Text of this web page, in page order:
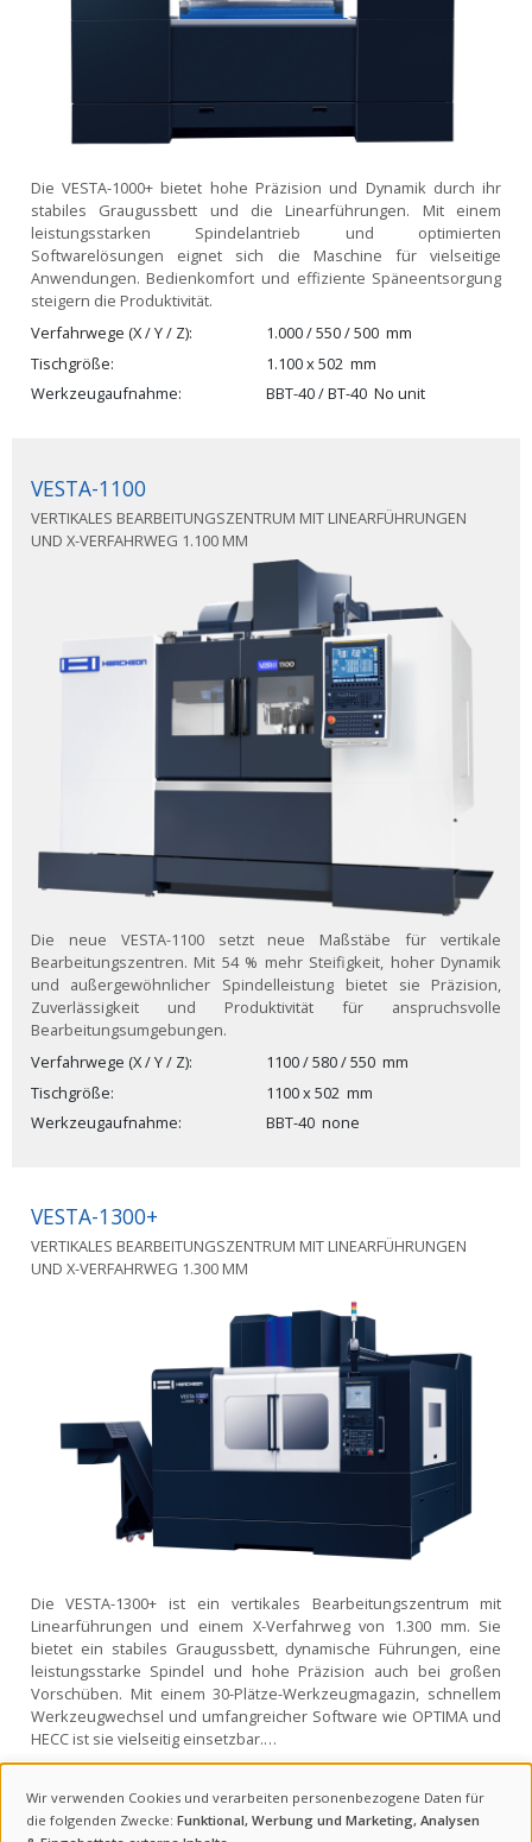
Die VESTA-1000+ bietet hohe Präzision und Dynamik durch ihr
stabiles Graugussbett und die Linearführungen. Mit einem
leistungsstarken Spindelantrieb und optimierten
Softwarelösungen eignet sich die Maschine für vielseitige
Anwendungen. Bedienkomfort und effiziente Späneentsorgung
steigern die Produktivität.
Verfahrwege (X / Y / Z)
1.000 / 550 / 500 mm
Tischgröße
1.100 x 502 mm
Werkzeugaufnahme
BBT-40 / BT-40 No unit
VESTA-1100
VERTIKALES BEARBEITUNGSZENTRUM MIT LINEARFÜHRUNGEN
UND X-VERFAHRWEG 1.100 MM
Die neue VESTA-1100 setzt neue Maßstäbe für vertikale
Bearbeitungszentren. Mit 54 % mehr Steifigkeit, hoher Dynamik
und außergewöhnlicher Spindelleistung bietet sie Präzision,
Zuverlässigkeit und Produktivität für anspruchsvolle
Bearbeitungsumgebungen.
Verfahrwege (X / Y / Z)
1100 / 580 / 550 mm
Tischgröße
1100 x 502 mm
Werkzeugaufnahme
BBT-40 none
VESTA-1300+
VERTIKALES BEARBEITUNGSZENTRUM MIT LINEARFÜHRUNGEN
UND X-VERFAHRWEG 1.300 MM
Die VESTA-1300+ ist ein vertikales Bearbeitungszentrum mit
Linearführungen und einem X-Verfahrweg von 1.300 mm. Sie
bietet ein stabiles Graugussbett, dynamische Führungen, eine
leistungsstarke Spindel und hohe Präzision auch bei großen
Vorschüben. Mit einem 30-Plätze-Werkzeugmagazin, schnellem
Werkzeugwechsel und umfangreicher Software wie OPTIMA und
HECC ist sie vielseitig einsetzbar.…
Verfahrwege (X / Y / Z)
1330 / 670 / 650 mm
Tischgröße
1500 x 670 none
Werkzeugaufnahme
BBT-40 / 50 none
VERWENDUNG
Wir verwenden Cookies und verarbeiten personenbezogene Daten für
die folgenden Zwecke:Funktional, Werbung und Marketing, Analysen